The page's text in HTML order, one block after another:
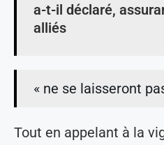
a-t-il déclaré,
alliés
« ne se laisseront
Tout en appelant à la